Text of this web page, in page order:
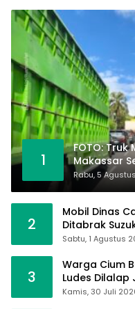
1
FOTO:
Makassar
Tangan
Rabu, 5
2
Mobil Dinas
Ditabrak
Alhamdulillah
Sabtu, 1 Agustus
3
Warga Cium
Ludes Dilalap
Kamis, 30 Juli